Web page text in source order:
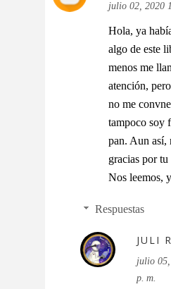
julio 02, 2020
Hola, ya
algo de este
menos me
atención,
no me
tampoco soy
pan. Aun así,
gracias por tu
Nos leemos,
Respuestas
JULI R
julio
p. m.